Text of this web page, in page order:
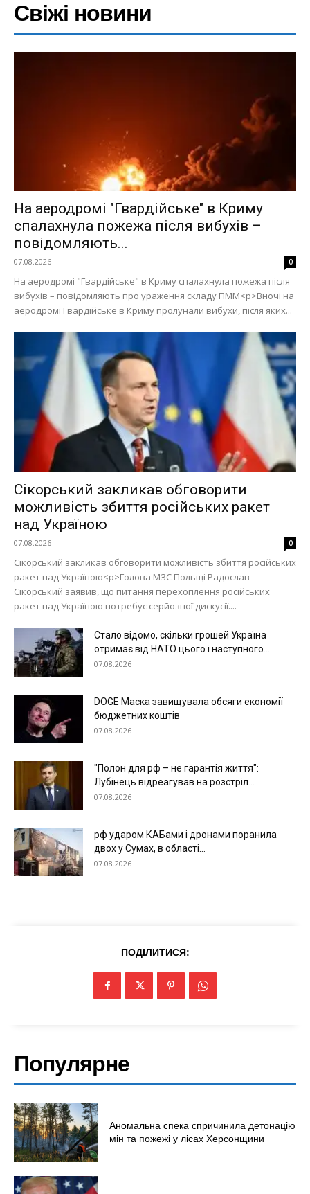
Свіжі новини
На аеродромі "Гвардійське" в Криму
спалахнула пожежа після вибухів –
повідомляють...
07.08.2026 0
На аеродромі "Гвардійське" в Криму спалахнула пожежа після
вибухів – повідомляють про ураження складу ПММ<p>Вночі на
аеродромі Гвардійське в Криму пролунали вибухи, після яких...
Сікорський закликав обговорити
можливість збиття російських ракет
над Україною
07.08.2026 0
Сікорський закликав обговорити можливість збиття російських
ракет над Україною<p>Голова МЗС Польщі Радослав
Сікорський заявив, що питання перехоплення російських
ракет над Україною потребує серйозної дискусії....
Стало відомо, скільки грошей Україна
отримає від НАТО цього і наступного...
07.08.2026
DOGE Маска завищувала обсяги економії
бюджетних коштів
07.08.2026
"Полон для рф – не гарантія життя":
Лубінець відреагував на розстріл...
07.08.2026
рф ударом КАБами і дронами поранила
двох у Сумах, в області...
07.08.2026
ПОДІЛИТИСЯ:
Популярне
Аномальна спека спричинила детонацію
мін та пожежі у лісах Херсонщини